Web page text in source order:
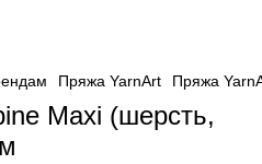
Пряжа YarnArt Пряжа
Maxi (шерсть,